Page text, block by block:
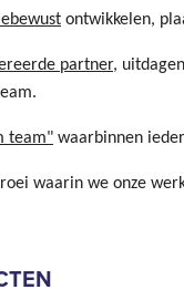
ontwikkelen,
partner,
team" waarbinnen
waarin we onze